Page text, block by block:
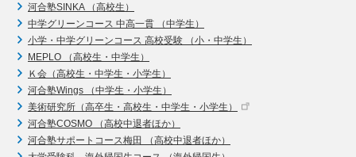
河合塾SINKA （高校生）
中学グリーンコース 中高一貫 （中学生）
小学・中学グリーンコース 高校受験 （小・中学生）
MEPLO （高校生・中学生）
Ｋ会（高校生・中学生・小学生）
河合塾Wings （中学生・小学生）
美術研究所（高卒生・高校生・中学生・小学生）
河合塾COSMO （高校中退者ほか）
河合塾サポートコース梅田 （高校中退者ほか）